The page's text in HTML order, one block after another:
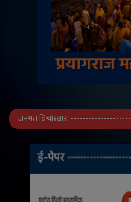
जनमत विचारधारा --------------------